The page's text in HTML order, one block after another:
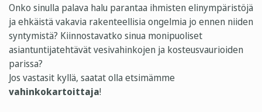
Onko sinulla palava halu parantaa ihmisten elinympäristöjä
ja ehkäistä vakavia rakenteellisia ongelmia jo ennen niiden
syntymistä? Kiinnostavatko sinua monipuoliset
asiantuntijatehtävät vesivahinkojen ja kosteusvaurioiden
parissa?
Jos vastasit kyllä, saatat olla etsimämme
vahinkokartoittaja!